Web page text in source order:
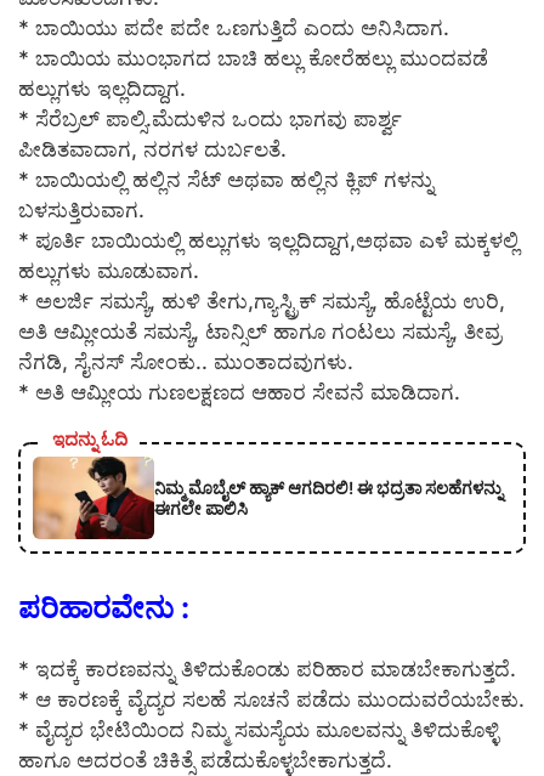
* ಬಾಯಿಯು ಪದೇ ಪದೇ ಒಣಗುತ್ತಿದೆ ಎಂದು ಅನಿಸಿದಾಗ.
* ಬಾಯಿಯ ಮುಂಭಾಗದ ಬಾಚಿ ಹಲ್ಲು ಕೋರೆಹಲ್ಲು ಮುಂದವಡೆ
ಹಲ್ಲುಗಳು ಇಲ್ಲದಿದ್ದಾಗ.
* ಸೆರೆಬ್ರಲ್ ಪಾಲ್ಸಿ.ಮೆದುಳಿನ ಒಂದು ಭಾಗವು ಪಾರ್ಶ್ವ
ಪೀಡಿತವಾದಾಗ, ನರಗಳ ದುರ್ಬಲತೆ.
* ಬಾಯಿಯಲ್ಲಿ ಹಲ್ಲಿನ ಸೆಟ್ ಅಥವಾ ಹಲ್ಲಿನ ಕ್ಲಿಪ್ ಗಳನ್ನು
ಬಳಸುತ್ತಿರುವಾಗ.
* ಪೂರ್ತಿ ಬಾಯಿಯಲ್ಲಿ ಹಲ್ಲುಗಳು ಇಲ್ಲದಿದ್ದಾಗ,ಅಥವಾ ಎಳೆ ಮಕ್ಕಳಲ್ಲಿ
ಹಲ್ಲುಗಳು ಮೂಡುವಾಗ.
* ಅಲರ್ಜಿ ಸಮಸ್ಯೆ, ಹುಳಿ ತೇಗು,ಗ್ಯಾಸ್ಟ್ರಿಕ್ ಸಮಸ್ಯೆ, ಹೊಟ್ಟೆಯ ಉರಿ,
ಅತಿ ಆಮ್ಲೀಯತೆ ಸಮಸ್ಯೆ, ಟಾನ್ಸಿಲ್ ಹಾಗೂ ಗಂಟಲು ಸಮಸ್ಯೆ, ತೀವ್ರ
ನೆಗಡಿ, ಸೈನಸ್ ಸೋಂಕು.. ಮುಂತಾದವುಗಳು.
* ಅತಿ ಆಮ್ಲೀಯ ಗುಣಲಕ್ಷಣದ ಆಹಾರ ಸೇವನೆ ಮಾಡಿದಾಗ.
ಇದನ್ನು ಓದಿ
ನಿಮ್ಮ ಮೊಬೈಲ್ ಹ್ಯಾಕ್ ಆಗದಿರಲಿ! ಈ ಭದ್ರತಾ ಸಲಹೆಗಳನ್ನು
ಈಗಲೇ ಪಾಲಿಸಿ
ಪರಿಹಾರವೇನು :
* ಇದಕ್ಕೆ ಕಾರಣವನ್ನು ತಿಳಿದುಕೊಂಡು ಪರಿಹಾರ ಮಾಡಬೇಕಾಗುತ್ತದೆ.
* ಆ ಕಾರಣಕ್ಕೆ ವೈದ್ಯರ ಸಲಹೆ ಸೂಚನೆ ಪಡೆದು ಮುಂದುವರೆಯಬೇಕು.
* ವೈದ್ಯರ ಭೇಟಿಯಿಂದ ನಿಮ್ಮ ಸಮಸ್ಯೆಯ ಮೂಲವನ್ನು ತಿಳಿದುಕೊಳ್ಳಿ
ಹಾಗೂ ಅದರಂತೆ ಚಿಕಿತ್ಸೆ ಪಡೆದುಕೊಳ್ಳಬೇಕಾಗುತ್ತದೆ.